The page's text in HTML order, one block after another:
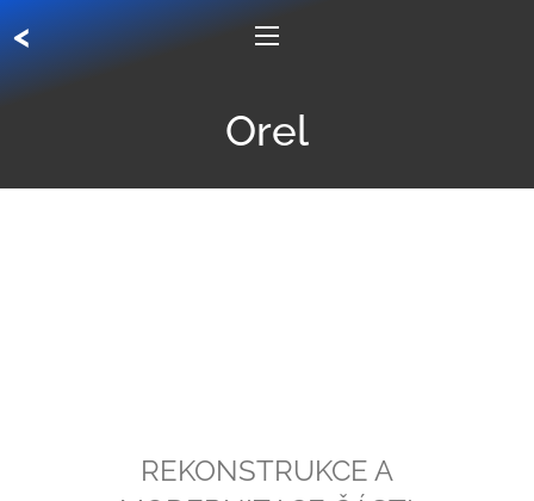
<
Orel
REKONSTRUKCE A